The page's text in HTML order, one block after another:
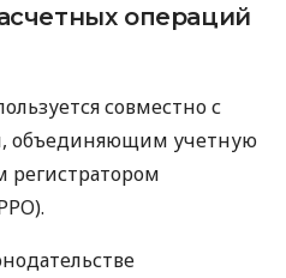
операций
совместно с
объединяющим учетную